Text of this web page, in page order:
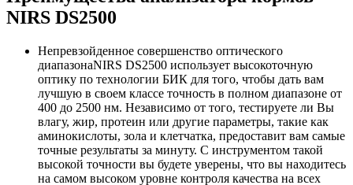
NIRS DS2500
Непревзойденное совершенство оптического
диапазонаNIRS DS2500 использует высокоточную
оптику по технологии БИК для того, чтобы дать вам
лучшую в своем классе точность в полном диапазоне от
400 до 2500 нм. Независимо от того, тестируете ли Вы
влагу, жир, протеин или другие параметры, такие как
аминокислоты, зола и клетчатка, предоставит вам самые
точные результаты за минуту. С инструментом такой
высокой точности вы будете уверены, что вы находитесь
на самом высоком уровне контроля качества на всех